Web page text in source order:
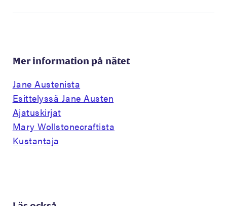
Mer information på nätet
Jane Austenista
Esittelyssä Jane Austen
Ajatuskirjat
Mary Wollstonecraftista
Kustantaja